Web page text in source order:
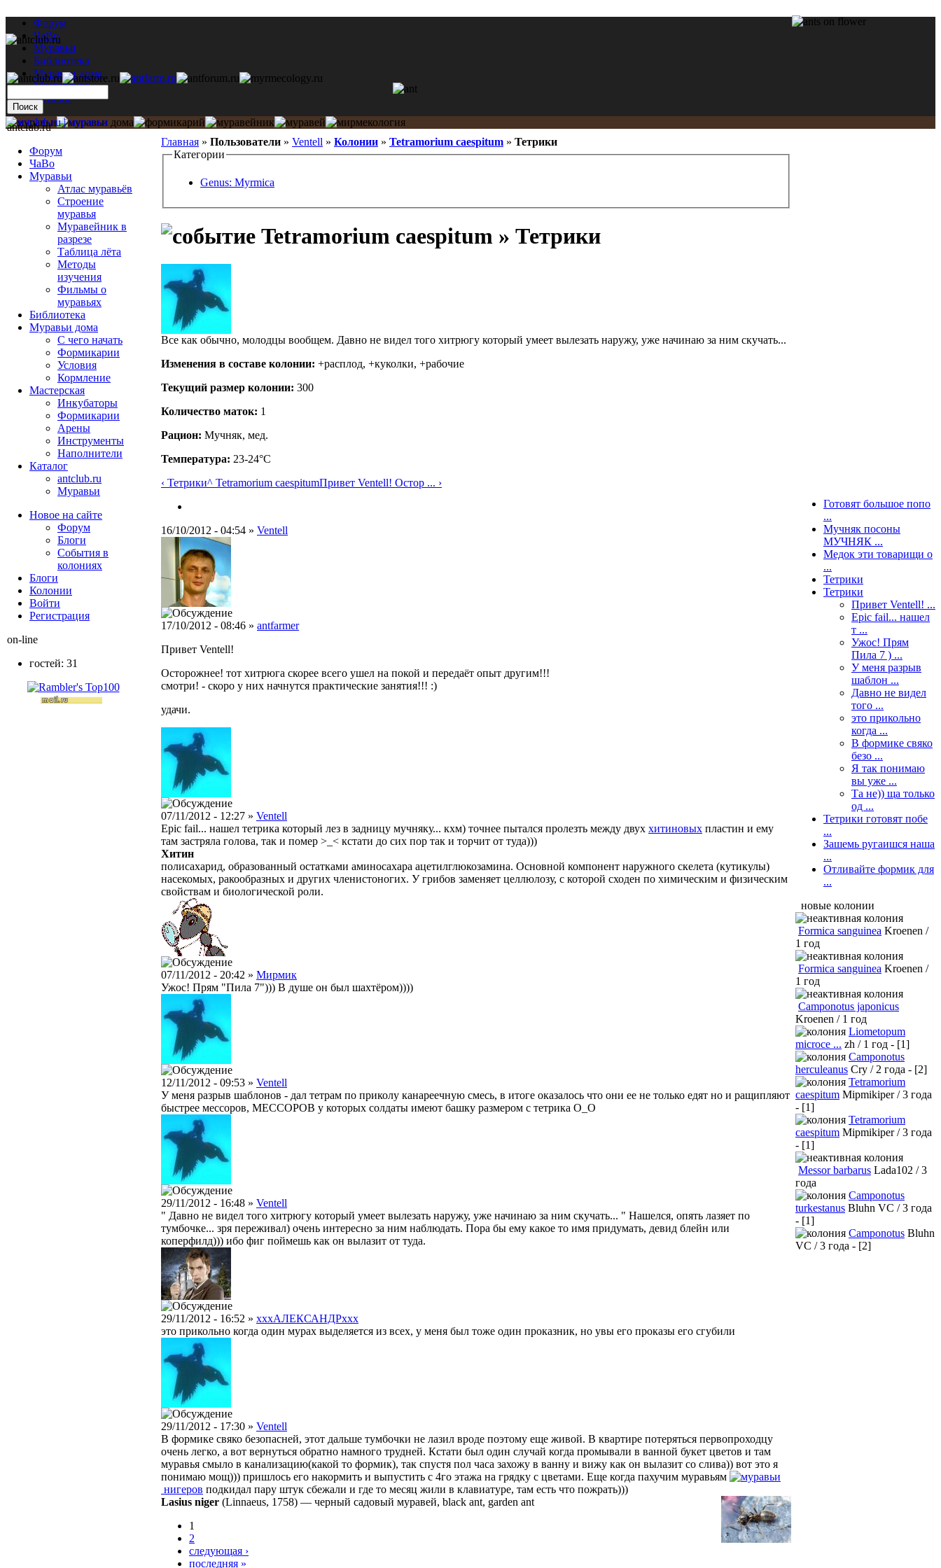
Форум
ЧаВо
Муравьи
Библиотека
Муравьи дома
Мастерская
Каталог
Главная » Пользователи » Ventell » Колонии » Tetramorium caespitum » Тетрики
Категории
Genus: Myrmica
Tetramorium caespitum » Тетрики
Все как обычно, молодцы вообщем. Давно не видел того хитрюгу который умеет вылезать наружу, уже начинаю за ним скучать...
Изменения в составе кoлонии: +расплод, +куколки, +рабочие
Текущий размер кoлонии: 300
Количество маток: 1
Рацион: Мучняк, мед.
Температура: 23-24°C
‹ Тетрики^ Tetramorium caespitumПривет Ventell! Остор ... ›
16/10/2012 - 04:54 » Ventell
17/10/2012 - 08:46 » antfarmer
Привет Ventell!
Осторожнее! тот хитрюга скорее всего ушел на покой и передаёт опыт другим!!!
смотри! - скоро у них начнутся практические занятия!!! :)
удачи.
07/11/2012 - 12:27 » Ventell
Epic fail... нашел тетрика который лез в задницу мучняку... кхм) точнее пытался пролезть между двух хитиновых пластин и ему
там застряла голова, так и помер >_< кстати до сих пор так и торчит от туда)))
Хитин
полисахарид, образованный остатками аминосахара ацетилглюкозамина. Основной компонент наружного скелета (кутикулы)
насекомых, ракообразных и других членистоногих. У грибов заменяет целлюлозу, с которой сходен по химическим и физическим
свойствам и биологической роли.
07/11/2012 - 20:42 » Мирмик
Ужос! Прям "Пила 7"))) В душе он был шахтёром))))
12/11/2012 - 09:53 » Ventell
У меня разрыв шаблонов - дал тетрам по приколу канареечную смесь, в итоге оказалось что они ее не только едят но и ращипляют
быстрее мессоров, МЕССОРОВ у которых солдаты имеют башку размером с тетрика О_О
29/11/2012 - 16:48 » Ventell
" Давно не видел того хитрюгу который умеет вылезать наружу, уже начинаю за ним скучать... " Нашелся, опять лазяет по
тумбочке... зря переживал) очень интересно за ним наблюдать. Пора бы ему какое то имя придумать, девид блейн или
коперфилд))) ибо фиг поймешь как он вылазит от туда.
29/11/2012 - 16:52 » xxxАЛЕКСАНДРxxx
это прикольно когда один мурах выделяется из всех, у меня был тоже один проказник, но увы его проказы его сгубили
29/11/2012 - 17:30 » Ventell
В формике свяко безопасней, этот дальше тумбочки не лазил вроде поэтому еще живой. В квартире потеряться первопроходцу
очень легко, а вот вернуться обратно намного трудней. Кстати был один случай когда промывали в ванной букет цветов и там
муравья смыло в канализацию(какой то формик), так спустя пол часа захожу в ванну и вижу как он вылазит со слива)) вот это я
понимаю мощ))) пришлось его накормить и выпустить с 4го этажа на грядку с цветами. Еще когда пахучим муравьям
нигеров подкидал пару штук сбежали и где то месяц жили в клавиатуре, там есть что пожрать)))
Lasius niger (Linnaeus, 1758) — черный садовый муравей, black ant, garden ant
1
2
следующая ›
последняя »
antclub.ru
Форум
ЧаВо
Муравьи
Атлас муравьёв
Строение
муравья
Муравейник в
разрезе
Таблица лёта
Методы
изучения
Фильмы о
муравьях
Библиотека
Муравьи дома
С чего начать
Формикарии
Условия
Кормление
Мастерская
Инкубаторы
Формикарии
Арены
Инструменты
Наполнители
Каталог
antclub.ru
Муравьи
Новое на сайте
Форум
Блоги
События в
колониях
Блоги
Колонии
Войти
Peгиcтpaция
on-line
гостей: 31
Готовят большое попо
...
Мучняк посоны
МУЧНЯК ...
Медок эти товарищи о
...
Тетрики
Тетрики
Привет Ventell! ...
Epic fail... нашел
т ...
Ужос! Прям
Пила 7 ) ...
У меня разрыв
шаблон ...
Давно не видел
того ...
это прикольно
когда ...
В формике свяко
безо ...
Я так понимаю
вы уже ...
Та не)) ща только
од ...
Тетрики готовят побе
...
Зашемь ругаишся наша
...
Отливайте формик для
...
новые колонии
Formica sanguinea Kroenen /
1 год
Formica sanguinea Kroenen /
1 год
Camponotus japonicus
Kroenen / 1 год
Liometopum
microce ... zh / 1 год - [1]
Camponotus
herculeanus Cry / 2 года - [2]
Tetramorium
caespitum Mipmikiper / 3 года
- [1]
Tetramorium
caespitum Mipmikiper / 3 года
- [1]
Messor barbarus Lada102 / 3
года
Camponotus
turkestanus Bluhn VC / 3 года
- [1]
Camponotus Bluhn
VC / 3 года - [2]